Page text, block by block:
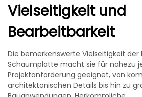
Vielseitigkeit und
Bearbeitbarkeit
Die bemerkenswerte Vielseitigkeit
Schaumplatte macht sie für nahezu
Projektanforderung geeignet, von
architektonischen Details bis hin zu